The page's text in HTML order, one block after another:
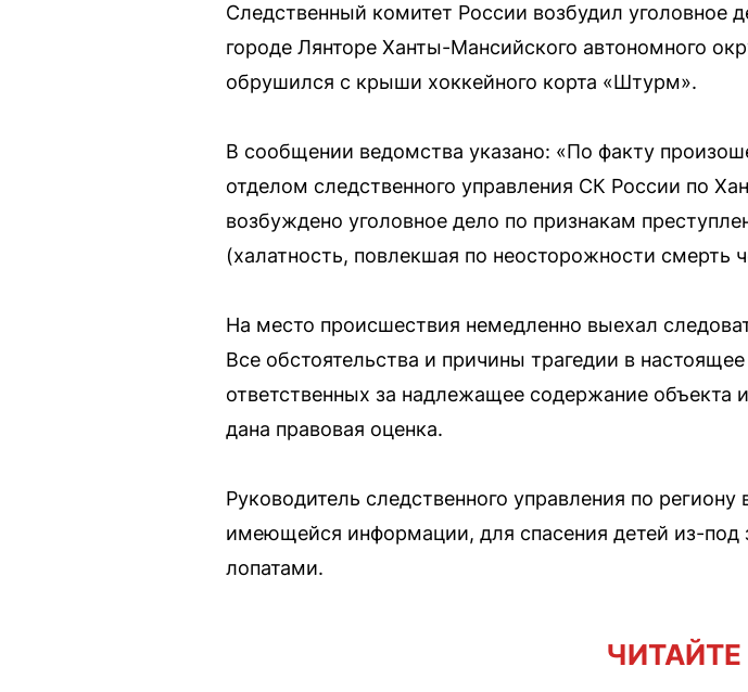
Следственный комитет России возбудил уголовное
городе Лянторе Ханты-Мансийского автономного
обрушился с крыши хоккейного корта «Штурм».
В сообщении ведомства указано: «По факту
отделом следственного управления СК России по
возбуждено уголовное дело по признакам
(халатность, повлекшая по неосторожности смерть
На место происшествия немедленно выехал
Все обстоятельства и причины трагедии в
ответственных за надлежащее содержание объекта
дана правовая оценка.
Руководитель следственного управления по
имеющейся информации, для спасения детей из-под
лопатами.